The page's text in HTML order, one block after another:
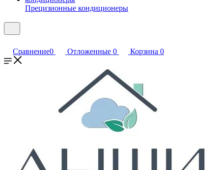
Прецизионные кондиционеры
Сравнение0 Отложенные 0 Корзина 0